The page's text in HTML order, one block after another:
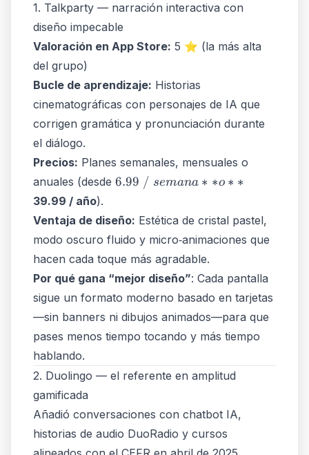
1. Talkparty — narración interactiva con
diseño impecable
Valoración en App Store: 5 ⭐️ (la más alta
del grupo)
Bucle de aprendizaje: Historias
cinematográficas con personajes de IA que
corrigen gramática y pronunciación durante
el diálogo.
Precios: Planes semanales, mensuales o
anuales (desde 6.99 / semana**
6.99 / semana ∗ ∗o ∗ ∗
39.99 / año).
Ventaja de diseño: Estética de cristal pastel,
modo oscuro fluido y micro‑animaciones que
hacen cada toque más agradable.
Por qué gana “mejor diseño”: Cada pantalla
sigue un formato moderno basado en tarjetas
—sin banners ni dibujos animados—para que
pases menos tiempo tocando y más tiempo
hablando.
2. Duolingo — el referente en amplitud
gamificada
Añadió conversaciones con chatbot IA,
historias de audio DuoRadio y cursos